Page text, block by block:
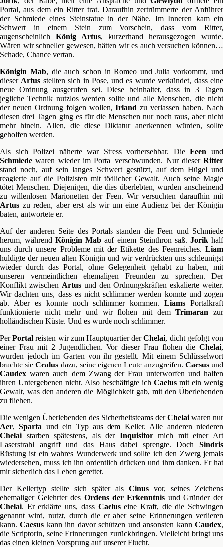
Portal, aus dem ein Ritter trat. Daraufhin zertrümmerte der Anführer
der Schmiede eines Steinstatue in der Nähe. Im Inneren kam ein
Schwert in einem Stein zum Vorschein, dass vom Ritter,
augenscheinlich König Artus, kurzerhand herausgezogen wurde.
Wären wir schneller gewesen, hätten wir es auch versuchen können…
Schade, Chance vertan.
Königin Mab, die auch schon in Romeo und Julia vorkommt, und
dieser Artus stellten sich in Pose, und es wurde verkündet, dass eine
neue Ordnung ausgerufen sei. Diese beinhaltet, dass in 3 Tagen
jegliche Technik nutzlos werden sollte und alle Menschen, die nicht
der neuen Ordnung folgen wollen, Irland zu verlassen haben. Nach
diesen drei Tagen ging es für die Menschen nur noch raus, aber nicht
mehr hinein. Allen, die diese Diktatur anerkennen würden, sollte
geholfen werden.
Als sich Polizei näherte war Stress vorhersehbar. DieFeen und
Schmiede waren wieder im Portal verschwunden. Nur dieser Ritter
stand noch, auf sein langes Schwert gestützt, auf dem Hügel und
reagierte auf die Polizisten mit tödlicher Gewalt. Auch seine Magie
tötet Menschen. Diejenigen, die dies überlebten, wurden anscheinend
zu willenlosen Marionetten der Feen. Wir versuchten daraufhin mit
Artus zu reden, aber erst als wir um eine Audienz bei der Königin
baten, antwortete er.
Auf der anderen Seite des Portals standen die Feen und Schmiede
herum, währendKönigin Mab auf einem Steinthron saß. Jorikhalf
uns durch unsere Probleme mit der Etikette des Feenreiches. Liam
huldigte der neuen alten Königin und wir verdrückten uns schleunigst
wieder durch das Portal, ohne Gelegenheit gehabt zu haben, mit
unseren vermeintlichen ehemaligen Freunden zu sprechen. Der
Konflikt zwischen Artus und den Ordnungskräften eskalierte weiter.
Wir dachten uns, dass es nicht schlimmer werden konnte und zogen
ab. Aber es konnte noch schlimmer kommen.Liams Portalkraft
funktionierte nicht mehr und wir flohen mit demTrimaran zur
holländischen Küste. Und es wurde noch schlimmer.
PerPortal reisten wir zum Hauptquartier derChelai, dicht gefolgt von
einer Frau mit 2 Jugendlichen. Vor dieser Frau flohen die Chelai,
wurden jedoch im Garten von ihr gestellt. Mit einem Schlüsselwort
brachte sieCealus dazu, seine eigenen Leute anzugreifen. Caesusund
Caudex waren auch dem Zwang der Frau unterworfen und halfen
ihren Untergebenen nicht. Also beschäftigte ich Caelus mit ein wenig
Gewalt, was den anderen die Möglichkeit gab, mit den Überlebenden
zu fliehen.
Die wenigen Überlebenden des Sicherheitsteams derChelai waren nur
Aer,Sparta und ein Typ aus dem Keller. Alle anderen niederen
Chelai starben spätestens, als der Inquisitormich mit einer Art
Laserstrahl angriff und das Haus dabei sprengte. Doch Sindris
Rüstung ist ein wahres Wunderwerk und sollte ich den Zwerg jemals
wiedersehen, muss ich ihn ordentlich drücken und ihm danken. Er hat
mir sicherlich das Leben gerettet.
Der Kellertyp stellte sich später als Cinusvor, seines Zeichens
ehemaliger Gelehrter des Ordens der Erkenntnis und Gründer der
Chelai. Er erklärte uns, dass Caeluseine Kraft, die die Schwingen
genannt wird, nutzt, durch die er aber seine Erinnerungen verlieren
kann.Caesus kann ihn davor schützen und ansonsten kannCaudex,
die Scriptorin, seine Erinnerungen zurückbringen. Vielleicht bringt uns
das einen kleinen Vorsprung auf unserer Flucht.